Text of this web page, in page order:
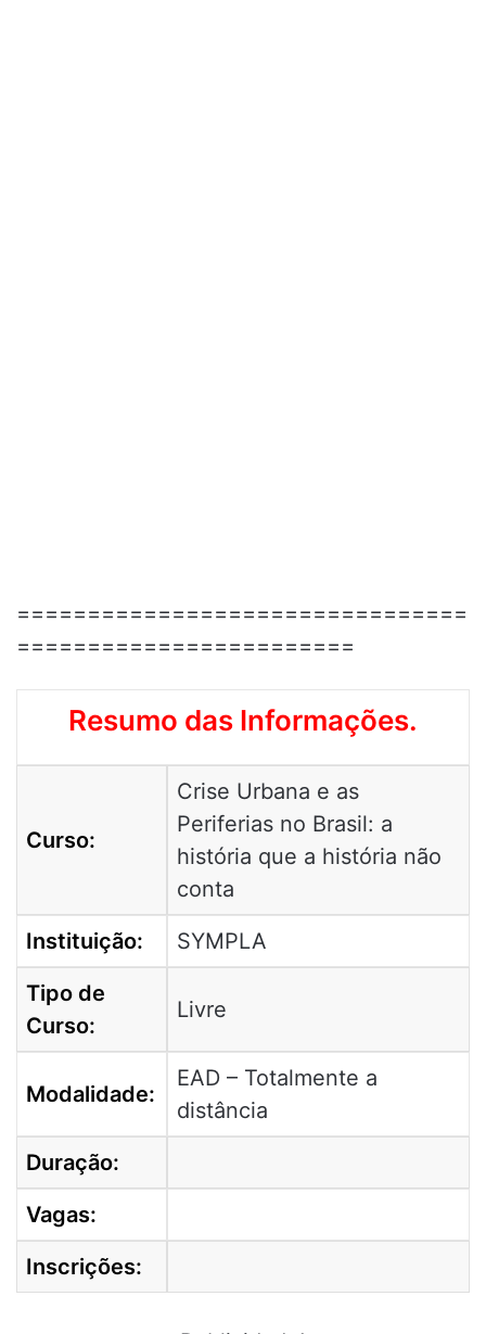
================================
========================
Resumo das Informações.
Curso:
Crise Urbana e as
Periferias no Brasil: a
história que a história não
conta
Instituição:
SYMPLA
Tipo de
Curso:
Livre
Modalidade:
EAD – Totalmente a
distância
Duração:
Vagas:
Inscrições: